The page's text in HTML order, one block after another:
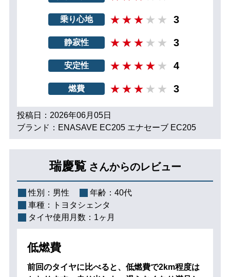
乗り心地 3
静寂性 3
安定性 4
燃費 3
投稿日：2026年06月05日
ブランド：ENASAVE EC205 エナセーブ EC205
瑞慶覧 さんからのレビュー
性別： 男性 年齢： 40代
車種：
トヨタシェンタ
タイヤ使用月数： 1ヶ月
低燃費
前回のタイヤに比べると、低燃費で2km程度は